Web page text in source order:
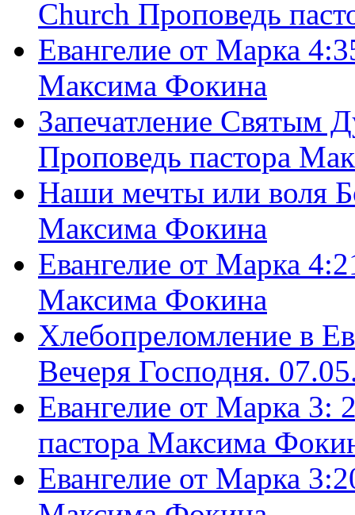
Church Проповедь
Евангелие от Марка
Максима Фокина
Запечатление Святым
Проповедь пастора
Наши мечты или воля
Максима Фокина
Евангелие от Марка
Максима Фокина
Хлебопреломление в
Вечеря Господня.
Евангелие от Марка 3:
пастора Максима
Евангелие от Марка